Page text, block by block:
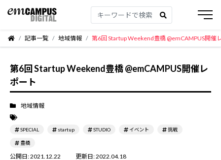
記事一覧 地域情報 第6回 Startup Weekend豊橋 @emCAMPUS開催
第6回 Startup Weekend豊橋 @emCAMPUS開催レ
ポート
地域情報
SPECIAL startup STUDIO イベント 挑戦
豊橋
公開日:2021.12.22 更新日:2022.04.18